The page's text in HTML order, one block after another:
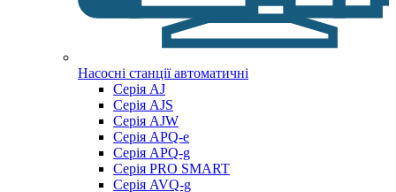
Насосні станції автоматичні
Серія AJ
Серія AJS
Серія AJW
Серія APQ-e
Серія APQ-g
Серія PRO SMART
Серія AVQ-g